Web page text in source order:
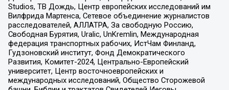
Studios, ТВ Дождь, Центр европейских исследований им
Вилфрида Мартенса, Сетевое объединение журналистов
расследователей, АЛЛАТРА, За свободную Россию,
Свободная Бурятия, Uralic, UnKremlin, Международная
федерация транспортных рабочих, ИстЧам Финланд,
Гудзоновский институт, Фонд Демократического
Развития, Комитет-2024, Центрально-Европейский
университет, Центр восточноевропейских и
международных исследований, Общество Сторожевой